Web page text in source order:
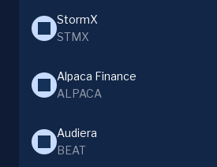
StormX
STMX
Alpaca Finance
ALPACA
Audiera
BEAT